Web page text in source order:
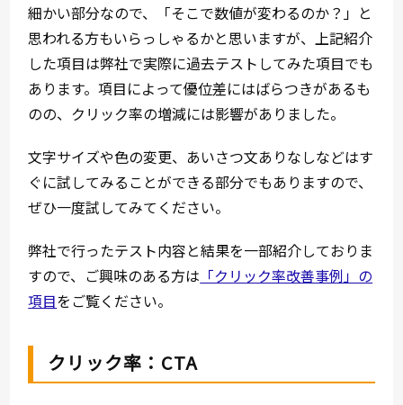
細かい部分なので、「そこで数値が変わるのか？」と
思われる方もいらっしゃるかと思いますが、上記紹介
した項目は弊社で実際に過去テストしてみた項目でも
あります。項目によって優位差にはばらつきがあるも
のの、クリック率の増減には影響がありました。
文字サイズや色の変更、あいさつ文ありなしなどはす
ぐに試してみることができる部分でもありますので、
ぜひ一度試してみてください。
弊社で行ったテスト内容と結果を一部紹介しておりま
すので、ご興味のある方は 「クリック率改善事例」の
項目をご覧ください。
クリック率：CTA